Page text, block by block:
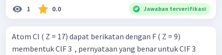
1 0.0 Jawaban terverifikasi
Atom Cl ( Z = 17) dapat berikatan dengan F ( Z = 9)
membentuk ClF 3 ​ , pernyataan yang benar untuk ClF 3 ​